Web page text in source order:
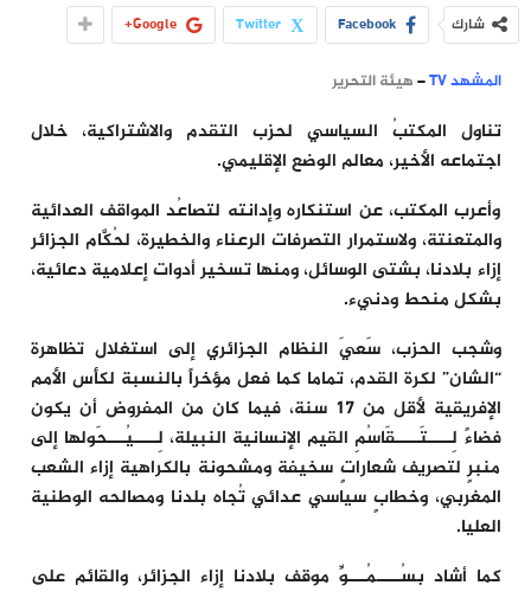
شارك Facebook
Twitter
Google+
المشهد TV –هيئة التحرير
تناول المكتبُ السياسي لحزب التقدم والاشتراكية، خلال
اجتماعه الأخير، معالم الوضع الإقليمي.
وأعرب المكتب، عن استنكاره وإدانته لتصاعُد المواقف العدائية
والمتعنتة، ولاستمرار التصرفات الرعناء والخطيرة، لحُكَّام الجزائر
إزاء بلادنا، بشتى الوسائل، ومنها تسخير أدوات إعلامية دعائية،
بشكل منحط ودنيء.
وشجب الحزب، سَعيَ النظام الجزائري إلى استغلال تظاهرة
“الشان” لكرة القدم، تماما كما فعل مؤخراً بالنسبة لكأس الأمم
الإفريقية لأقل من 17 سنة، فيما كان من المفروض أن يكون
فضاءً لِــــتَــــقَاسُمِ القيم الإنسانية النبيلة، لِــــيُـــحَولها إلى
منبرٍ لتصريف شعاراتٍ سخيفة ومشحونة بالكراهية إزاء الشعب
المغربي، وخطابٍ سياسي عدائي تُجاه بلدنا ومصالحه الوطنية
العليا.
كما أشاد بسُــــمُـــوِّ موقف بلادنا إزاء الجزائر، والقائم على